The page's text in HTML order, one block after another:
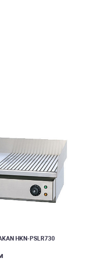
HKN-PSLR730